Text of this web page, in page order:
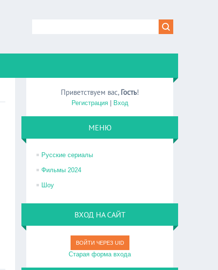
Приветствуем вас, Гость!
Регистрация| Вход
МЕНЮ
Русские сериалы
Фильмы 2024
Шоу
ВХОД НА САЙТ
ВОЙТИ ЧЕРЕЗ UID
Старая форма входа